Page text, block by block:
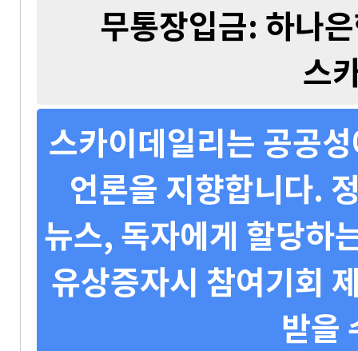
무통장입금: 하나
스
스카이데일리는 공공
언론을 지향합니다.
뉴스, 독자에게 할당하
유상증자시 참여기회
받을